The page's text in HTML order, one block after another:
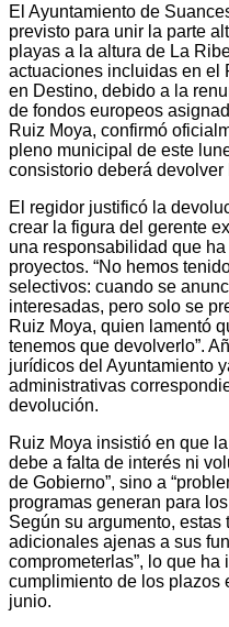
El Ayuntamiento de
previsto para unir la parte
playas a la altura de La
actuaciones incluidas en el
en Destino, debido a la
de fondos europeos
Ruiz Moya, confirmó
pleno municipal de este
consistorio deberá devolver
El regidor justificó la
crear la figura del gerente
una responsabilidad que
proyectos. “No hemos
selectivos: cuando se
interesadas, pero solo se
Ruiz Moya, quien lamentó
tenemos que devolverlo”.
jurídicos del Ayuntamiento
administrativas
devolución.
Ruiz Moya insistió en que
debe a falta de interés ni
de Gobierno”, sino a
programas generan para
Según su argumento,
adicionales ajenas a sus
comprometerlas”, lo que ha
cumplimiento de los plazos
junio.